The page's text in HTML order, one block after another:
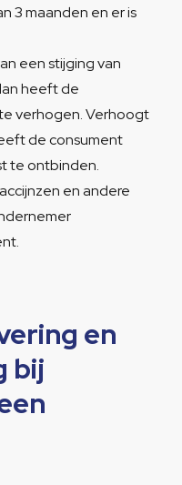
3 maanden en er is
een stijging van
heeft de
verhogen. Verhoogt
de consument
te ontbinden.
en andere
en
bij